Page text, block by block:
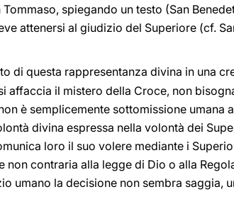
spiegando un testo (San
attenersi al giudizio del Superiore (cf.
di questa rappresentanza divina in una
affaccia il mistero della Croce, non
è semplicemente sottomissione umana
divina espressa nella volontà dei
loro il suo volere mediante i
contraria alla legge di Dio o alla
umano la decisione non sembra saggia,